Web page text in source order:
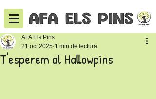
T'esperem al Hallowpins
AFA Els Pins
21 oct 2025 1 min de lectura